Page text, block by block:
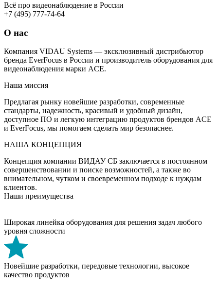
Всё про видеонаблюдение в России
+7 (495) 777-74-64
О нас
Компания VIDAU Systems — эксклюзивный дистрибьютор
бренда EverFocus в России и производитель оборудования для
видеонаблюдения марки ACE.
Наша миссия
Предлагая рынку новейшие разработки, современные
стандарты, надежность, красивый и удобный дизайн,
доступное ПО и легкую интеграцию продуктов брендов ACE
и EverFocus, мы помогаем сделать мир безопаснее.
НАША КОНЦЕПЦИЯ
Концепция компании ВИДАУ СБ заключается в постоянном
совершенствовании и поиске возможностей, а также во
внимательном, чутком и своевременном подходе к нуждам
клиентов.
Наши преимущества
Широкая линейка оборудования для решения задач любого
уровня сложности
Новейшие разработки, передовые технологии, высокое
качество продуктов